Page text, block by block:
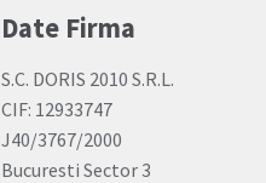
Date Firma
S.C. DORIS 2010 S.R.L.
CIF: 12933747
J40/3767/2000
Bucuresti Sector 3